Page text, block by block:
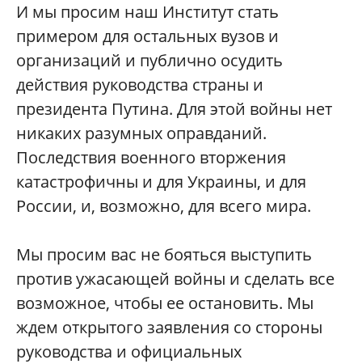
И мы просим наш Институт стать
примером для остальных вузов и
организаций и публично осудить
действия руководства страны и
президента Путина. Для этой войны нет
никаких разумных оправданий.
Последствия военного вторжения
катастрофичны и для Украины, и для
России, и, возможно, для всего мира.
Мы просим вас не бояться выступить
против ужасающей войны и сделать все
возможное, чтобы ее остановить. Мы
ждем открытого заявления со стороны
руководства и официальных